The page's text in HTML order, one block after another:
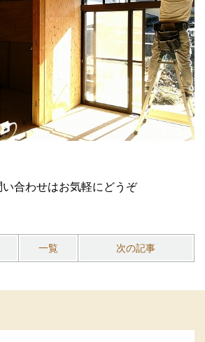
合わせはお気軽にどうぞ
一覧 次の記事